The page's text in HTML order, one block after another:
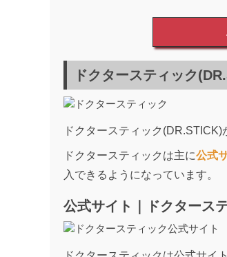
ドクタースティック
ドクタースティック
ドクタースティックは主に公式
入できるようになっています。
公式サイト｜ドクタース